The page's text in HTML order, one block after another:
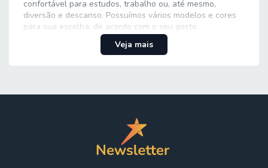
confortável para estudos, trabalho ou, até mesmo,
diversão e descanso. Possuímos vários modelos e cores
para sua escolha, de acordo com o seu gosto.
Para ajudar a organizar de forma eficiente seus objetos,
melhor maneira.
Organizar e separar documentos ou objetos importantes
fica muito mais fácil quando temos um espaço completo
para eles. Pensando nisso, a Esplanada Móveis separou
os melhores modelos de Gaveteiros para que você fique
Veja mais